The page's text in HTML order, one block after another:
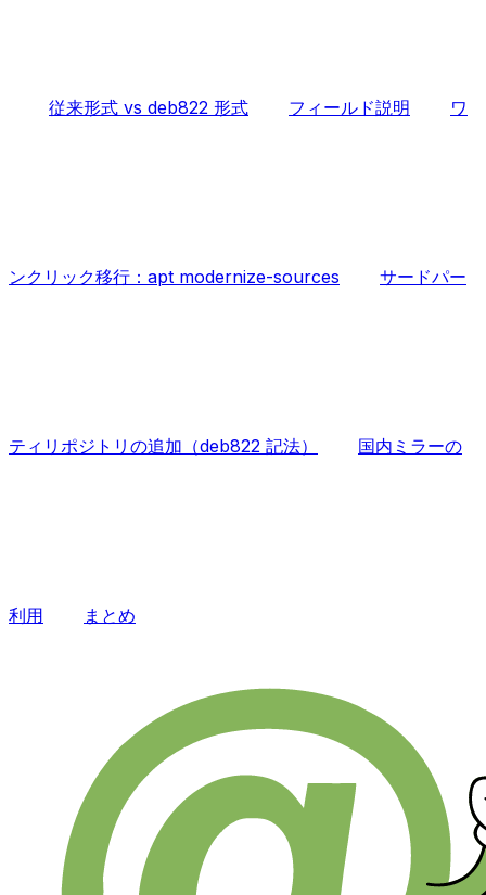
従来形式 vs deb822 形式 フィールド説明 ワ
ンクリック移行：apt modernize-sources サードパー
ティリポジトリの追加（deb822 記法） 国内ミラーの
利用 まとめ